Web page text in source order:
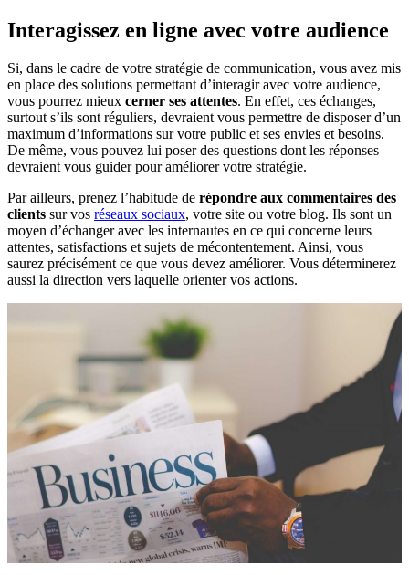
Interagissez en ligne avec votre audience
Si, dans le cadre de votre stratégie de communication, vous avez mis
en place des solutions permettant d’interagir avec votre audience,
vous pourrez mieux cerner ses attentes. En effet, ces échanges,
surtout s’ils sont réguliers, devraient vous permettre de disposer d’un
maximum d’informations sur votre public et ses envies et besoins.
De même, vous pouvez lui poser des questions dont les réponses
devraient vous guider pour améliorer votre stratégie.
Par ailleurs, prenez l’habitude de répondre aux commentaires des
clients sur vos réseaux sociaux, votre site ou votre blog. Ils sont un
moyen d’échanger avec les internautes en ce qui concerne leurs
attentes, satisfactions et sujets de mécontentement. Ainsi, vous
saurez précisément ce que vous devez améliorer. Vous déterminerez
aussi la direction vers laquelle orienter vos actions.